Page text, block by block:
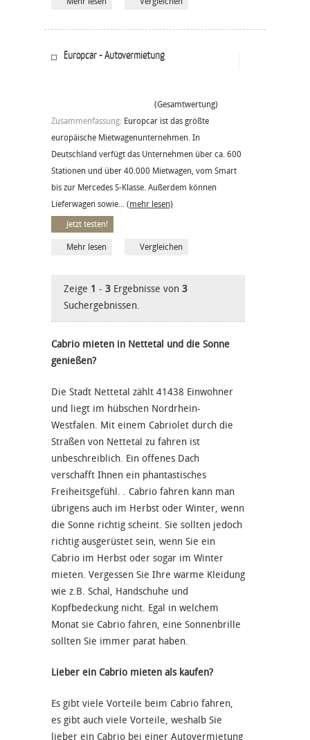
Europcar - Autovermietung
(Gesamtwertung)
Zusammenfassung: Europcar ist das größte
europäische Mietwagenunternehmen. In
Deutschland verfügt das Unternehmen über ca. 600
Stationen und über 40.000 Mietwagen, vom Smart
bis zur Mercedes S-Klasse. Außerdem können
Lieferwagen sowie... (mehr lesen)
Jetzt testen!
Mehr lesen Vergleichen
Zeige 1 - 3 Ergebnisse von 3
Suchergebnissen.
Cabrio mieten in Nettetal und die Sonne
genießen?
Die Stadt Nettetal zählt 41438 Einwohner
und liegt im hübschen Nordrhein-
Westfalen. Mit einem Cabriolet durch die
Straßen von Nettetal zu fahren ist
unbeschreiblich. Ein offenes Dach
verschafft Ihnen ein phantastisches
Freiheitsgefühl. . Cabrio fahren kann man
übrigens auch im Herbst oder Winter, wenn
die Sonne richtig scheint. Sie sollten jedoch
richtig ausgerüstet sein, wenn Sie ein
Cabrio im Herbst oder sogar im Winter
mieten. Vergessen Sie Ihre warme Kleidung
wie z.B. Schal, Handschuhe und
Kopfbedeckung nicht. Egal in welchem
Monat sie Cabrio fahren, eine Sonnenbrille
sollten Sie immer parat haben.
Lieber ein Cabrio mieten als kaufen?
Es gibt viele Vorteile beim Cabrio fahren,
es gibt auch viele Vorteile, weshalb Sie
lieber ein Cabrio bei einer Autovermietung